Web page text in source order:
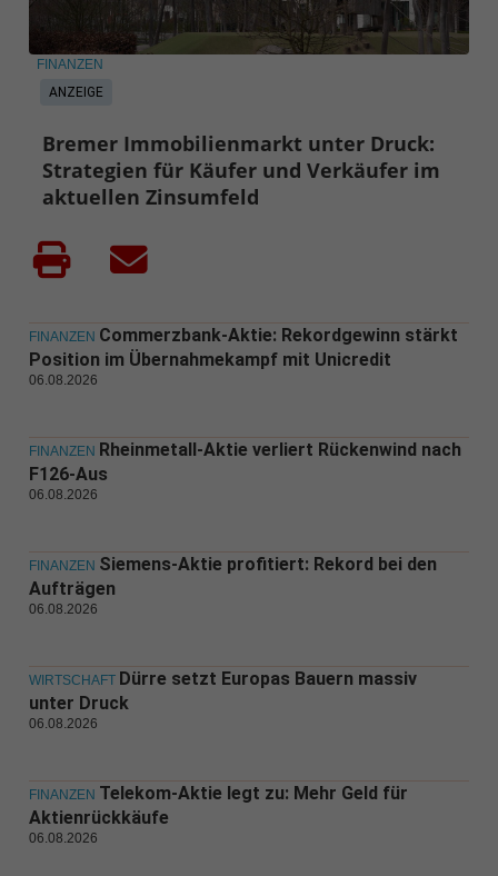
ANZEIGE
FINANZEN
Bremer Immobilienmarkt unter Druck:
Strategien für Käufer und Verkäufer im
aktuellen Zinsumfeld
FINANZEN Commerzbank-Aktie: Rekordgewinn stärkt
Position im Übernahmekampf mit Unicredit
06.08.2026
FINANZEN Rheinmetall-Aktie verliert Rückenwind nach
F126-Aus
06.08.2026
FINANZEN Siemens-Aktie profitiert: Rekord bei den
Aufträgen
06.08.2026
WIRTSCHAFT Dürre setzt Europas Bauern massiv
unter Druck
06.08.2026
FINANZEN Telekom-Aktie legt zu: Mehr Geld für
Aktienrückkäufe
06.08.2026